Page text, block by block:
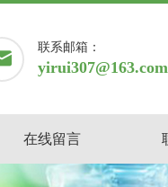
联系邮箱：
yirui307@163.com
在线留言